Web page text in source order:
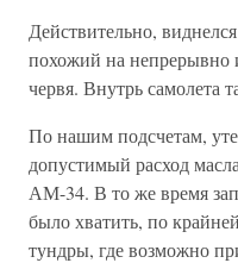
Действительно,
похожий на непрерывно
червя. Внутрь самолета
По нашим подсчетам,
допустимый расход
АМ-34. В то же время
было хватить, по
тундры, где возможно